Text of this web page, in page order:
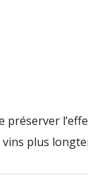
plus